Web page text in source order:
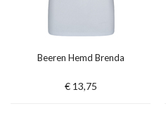
Beeren Hemd Brenda
€ 13,75